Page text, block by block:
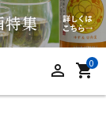
person_outline 0
shopping_cart